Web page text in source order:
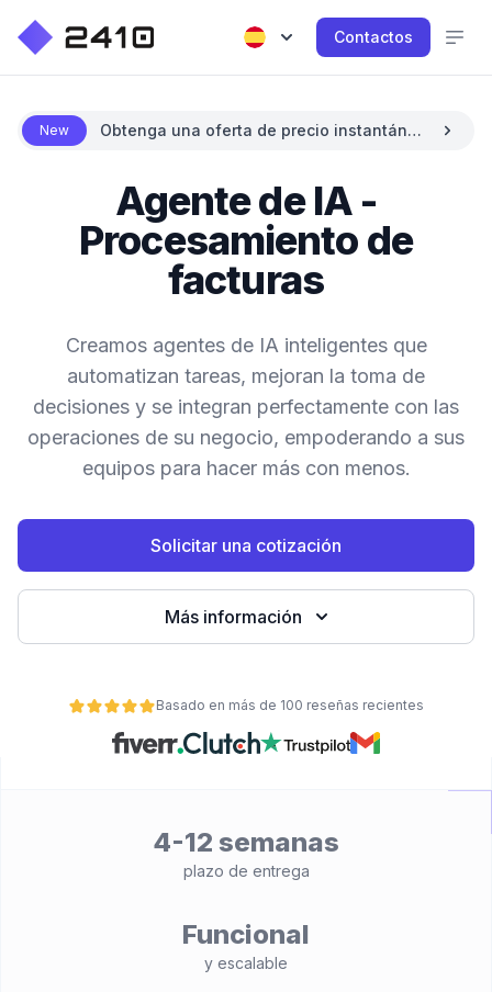
Contactos
New
Obtenga una oferta de precio instantánea
Agente de IA -
Procesamiento de
facturas
Creamos agentes de IA inteligentes que
automatizan tareas, mejoran la toma de
decisiones y se integran perfectamente con las
operaciones de su negocio, empoderando a sus
equipos para hacer más con menos.
Solicitar una cotización
Más información
Basado en más de 100 reseñas recientes
4-12 semanas
plazo de entrega
Funcional
y escalable